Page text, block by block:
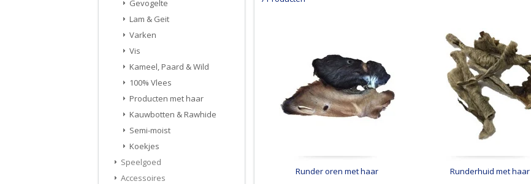
Runder oren met haar Runderhuid met haar
Gevogelte
Lam & Geit
Varken
Vis
Kameel, Paard & Wild
100% Vlees
Producten met haar
Kauwbotten & Rawhide
Semi-moist
Koekjes
Speelgoed
Accessoires